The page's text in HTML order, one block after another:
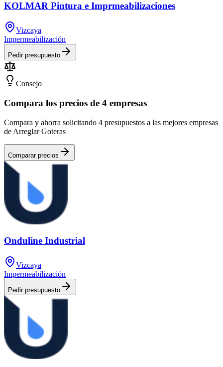
KOLMAR Pintura e Imprmeabilizaciones
Vizcaya
Impermeabilización
Pedir presupuesto
Consejo
Compara los precios de 4 empresas
Compara y ahorra solicitando 4 presupuestos a las mejores empresas
de Arreglar Goteras
Comparar precios
Onduline Industrial
Vizcaya
Impermeabilización
Pedir presupuesto